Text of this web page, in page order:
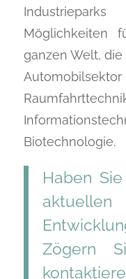
Möglichkeiten
ganzen Welt,
Biotechnologie.
Haben
Zögern